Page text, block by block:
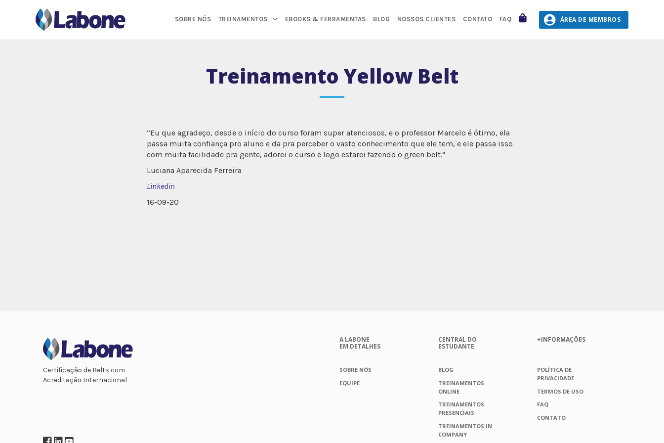
SOBRE NÓS TREINAMENTOS EBOOKS & FERRAMENTAS BLOG NOSSOS CLIENTES CONTATO FAQ CARRINHO ÁREA DE MEMBROS
Treinamento Yellow Belt
“Eu que agradeço, desde o início do curso foram super atenciosos, e o professor Marcelo é ótimo, ela
passa muita confiança pro aluno e da pra perceber o vasto conhecimento que ele tem, e ele passa isso
com muita facilidade pra gente, adorei o curso e logo estarei fazendo o green belt.”
Luciana Aparecida Ferreira
Linkedin
16-09-20
Certificação de Belts com
Acreditação Internacional
A LABONE
EM DETALHES
SOBRE NÓS
EQUIPE
CENTRAL DO
ESTUDANTE
BLOG
TREINAMENTOS
ONLINE
TREINAMENTOS
PRESENCIAIS
TREINAMENTOS IN
COMPANY
+INFORMAÇÕES
POLÍTICA DE
PRIVACIDADE
TERMOS DE USO
FAQ
CONTATO